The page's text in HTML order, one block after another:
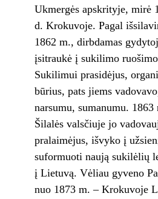
Ukmergės apskrityje, mirė
d. Krokuvoje. Pagal
1862 m., dirbdamas
įsitraukė į sukilimo
Sukilimui prasidėjus,
būrius, pats jiems
narsumu, sumanumu.
Šilalės valsčiuje jo
pralaimėjus, išvyko į
suformuoti naują sukilėlių
į Lietuvą. Vėliau gyveno
nuo 1873 m. – Krokuvoje